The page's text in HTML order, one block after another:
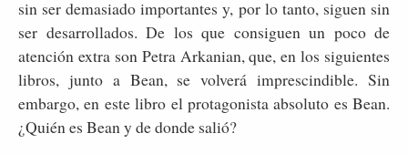
sin ser demasiado importantes y, por lo tanto, siguen sin
ser desarrollados. De los que consiguen un poco de
atención extra son Petra Arkanian, que, en los siguientes
libros, junto a Bean, se volverá imprescindible. Sin
embargo, en este libro el protagonista absoluto es Bean.
¿Quién es Bean y de donde salió?